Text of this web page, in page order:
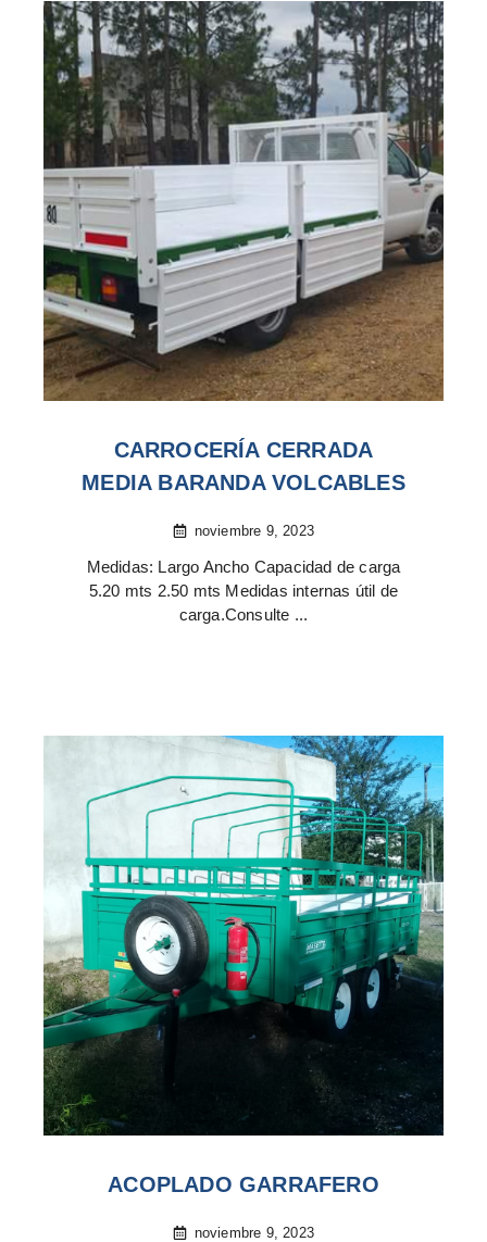
CARROCERÍA CERRADA
MEDIA BARANDA VOLCABLES
noviembre 9, 2023
Medidas: Largo Ancho Capacidad de carga
5.20 mts 2.50 mts Medidas internas útil de
carga.Consulte ...
ACOPLADO GARRAFERO
noviembre 9, 2023